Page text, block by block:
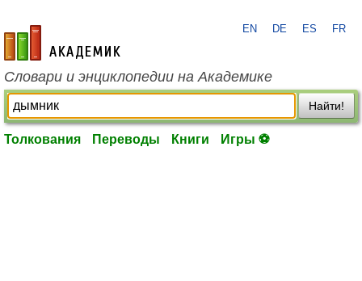
academic.ru
EN DE ES FR
Словари и энциклопедии на Академике
Найти!
Толкования Переводы Книги Игры ⚽